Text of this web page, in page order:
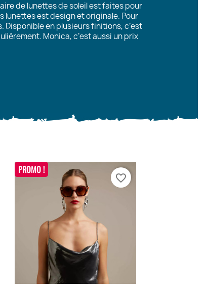
de lunettes de soleil est faites pour
lunettes est design et originale. Pour
Disponible en plusieurs finitions, c’est
Monica, c’est aussi un prix
PROMO !
favorite_border